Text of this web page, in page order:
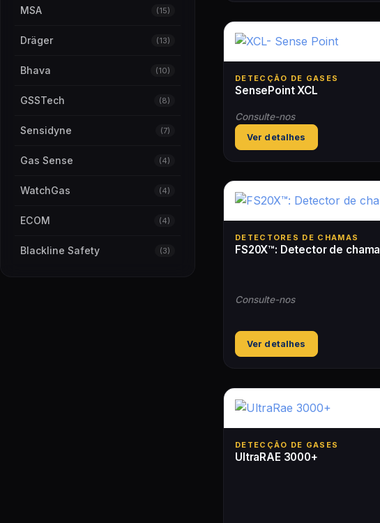
de ar
MSA (15)
Dräger (13)
Bhava (10)
GSSTech (8)
Sensidyne (7)
Gas Sense (4)
WatchGas (4)
ECOM (4)
Blackline Safety (3)
DETECÇÃO DE GASES
SensePoint XCL
Consulte-nos
Ver detalhes
DETECTORES DE CHAMAS
FS20X™: Detector de chama
Consulte-nos
Ver detalhes
DETECÇÃO DE GASES
UltraRAE 3000+